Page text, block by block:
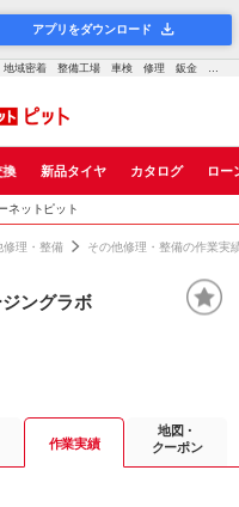
アプリをダウンロード
デュアロジックオイルの交換 フィアット 500 ABA-31209 地域密着 整備工場 車検 修理 鈑金 塗装 事故修理 保険各種 パーツ持込取付 奈良 北葛城郡 広陵町 磯城郡 田原本町 大和高田市 橿原市 葛城市 香芝市 御所市｜車検・点検・修理のグーネットピット
換 新品タイヤ カタログ ロー
ネットピット
修理・整備 その他修理・整備の作業実
ングラボ
作業実績
地図・
クーポン